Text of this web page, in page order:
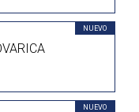
NUEVO
NUEVO